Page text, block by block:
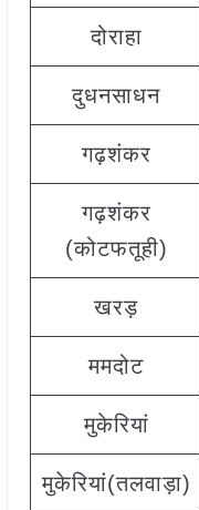
दोराहा
दुधनसाधन
गढ़शंकर
गढ़शंकर
(कोटफतूही)
खरड़
ममदोट
मुकेरियां
मुकेरियां(तलवाड़ा)